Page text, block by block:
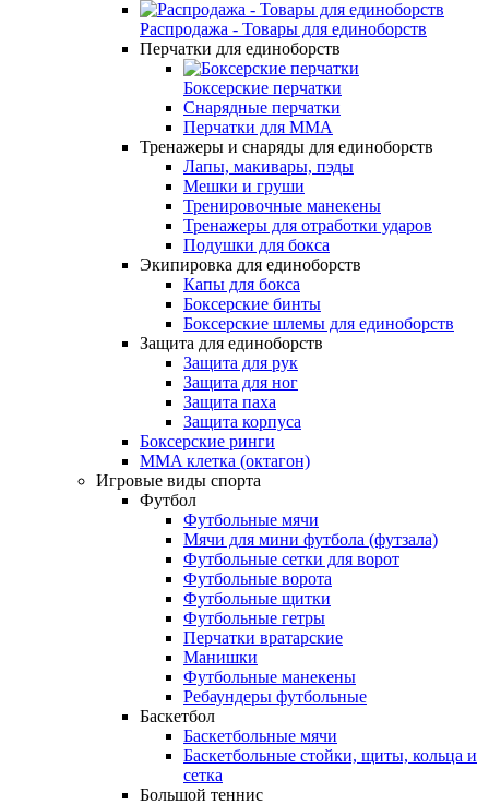
Распродажа - Товары для единоборств
Перчатки для единоборств
Боксерские перчатки
Снарядные перчатки
Перчатки для MMA
Тренажеры и снаряды для единоборств
Лапы, макивары, пэды
Мешки и груши
Тренировочные манекены
Тренажеры для отработки ударов
Подушки для бокса
Экипировка для единоборств
Капы для бокса
Боксерские бинты
Боксерские шлемы для единоборств
Защита для единоборств
Защита для рук
Защита для ног
Защита паха
Защита корпуса
Боксерские ринги
MMA клетка (октагон)
Игровые виды спорта
Футбол
Футбольные мячи
Мячи для мини футбола (футзала)
Футбольные сетки для ворот
Футбольные ворота
Футбольные щитки
Футбольные гетры
Перчатки вратарские
Манишки
Футбольные манекены
Ребаундеры футбольные
Баскетбол
Баскетбольные мячи
Баскетбольные стойки, щиты, кольца и
сетка
Большой теннис